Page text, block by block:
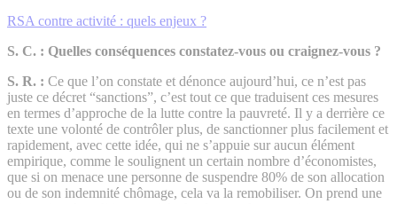
RSA contre activité : quels enjeux ?
S. C. : Quelles conséquences constatez-vous ou craignez-vous ?
S. R. : Ce que l’on constate et dénonce aujourd’hui, ce n’est pas
juste ce décret “sanctions”, c’est tout ce que traduisent ces mesures
en termes d’approche de la lutte contre la pauvreté. Il y a derrière ce
texte une volonté de contrôler plus, de sanctionner plus facilement et
rapidement, avec cette idée, qui ne s’appuie sur aucun élément
empirique, comme le soulignent un certain nombre d’économistes,
que si on menace une personne de suspendre 80% de son allocation
ou de son indemnité chômage, cela va la remobiliser. On prend une